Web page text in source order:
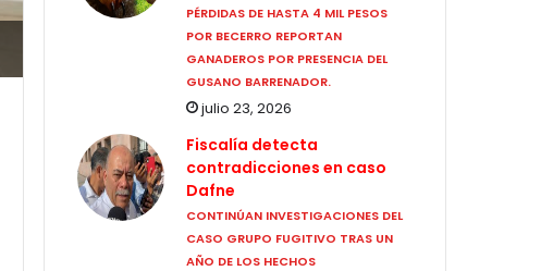
PÉRDIDAS DE HASTA 4 MIL PESOS
POR BECERRO REPORTAN
GANADEROS POR PRESENCIA DEL
GUSANO BARRENADOR.
julio 23, 2026
Fiscalía detecta
contradicciones en caso
Dafne
CONTINÚAN INVESTIGACIONES DEL
CASO GRUPO FUGITIVO TRAS UN
AÑO DE LOS HECHOS